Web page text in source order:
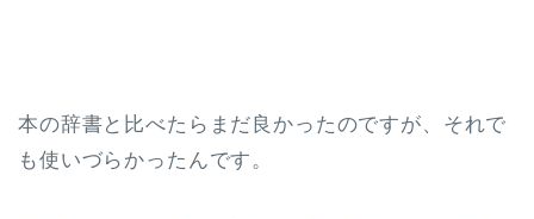
本の辞書と比べたらまだ良かったのですが、それで
も使いづらかったんです。